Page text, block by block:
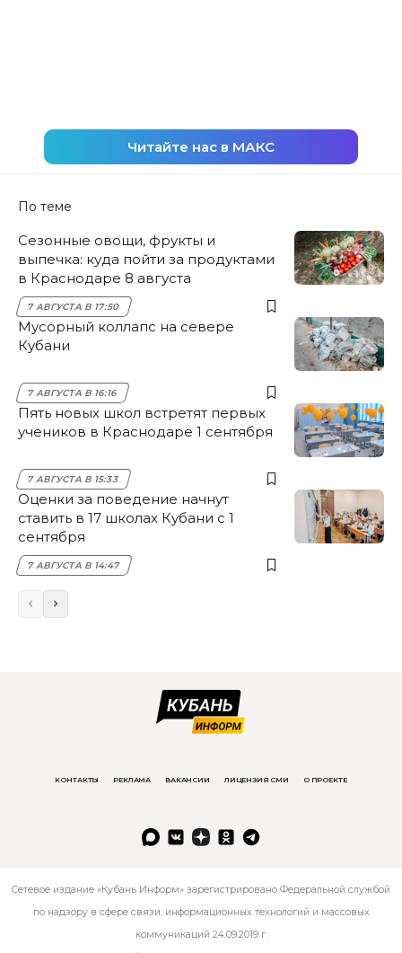
Читайте нас в МАКС
По теме
Сезонные овощи, фрукты и
выпечка: куда пойти за продуктами
в Краснодаре 8 августа
7 АВГУСТА В 17:50
Мусорный коллапс на севере
Кубани
7 АВГУСТА В 16:16
Пять новых школ встретят первых
учеников в Краснодаре 1 сентября
7 АВГУСТА В 15:33
Оценки за поведение начнут
ставить в 17 школах Кубани с 1
сентября
7 АВГУСТА В 14:47
КОНТАКТЫ РЕКЛАМА ВАКАНСИИ ЛИЦЕНЗИЯ СМИ О ПРОЕКТЕ
Сетевое издание «Кубань Информ» зарегистрировано Федеральной службой
по надзору в сфере связи, информационных технологий и массовых
коммуникаций 24.09.2019 г.